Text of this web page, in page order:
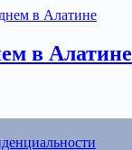
в Алатине